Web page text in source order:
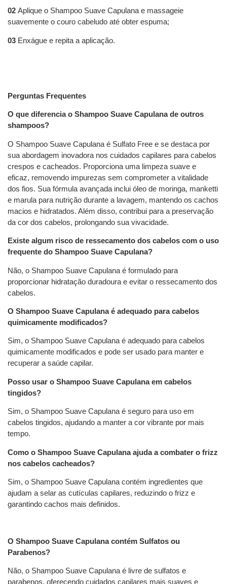
02 Aplique o Shampoo Suave Capulana e massageie
suavemente o couro cabeludo até obter espuma;
03 Enxágue e repita a aplicação.
Perguntas Frequentes
O que diferencia o Shampoo Suave Capulana de outros
shampoos?
O Shampoo Suave Capulana é Sulfato Free e se destaca por
sua abordagem inovadora nos cuidados capilares para cabelos
crespos e cacheados. Proporciona uma limpeza suave e
eficaz, removendo impurezas sem comprometer a vitalidade
dos fios. Sua fórmula avançada inclui óleo de moringa, manketti
e marula para nutrição durante a lavagem, mantendo os cachos
macios e hidratados. Além disso, contribui para a preservação
da cor dos cabelos, prolongando sua vivacidade.
Existe algum risco de ressecamento dos cabelos com o uso
frequente do Shampoo Suave Capulana?
Não, o Shampoo Suave Capulana é formulado para
proporcionar hidratação duradoura e evitar o ressecamento dos
cabelos.
O Shampoo Suave Capulana é adequado para cabelos
quimicamente modificados?
Sim, o Shampoo Suave Capulana é adequado para cabelos
quimicamente modificados e pode ser usado para manter e
recuperar a saúde capilar.
Posso usar o Shampoo Suave Capulana em cabelos
tingidos?
Sim, o Shampoo Suave Capulana é seguro para uso em
cabelos tingidos, ajudando a manter a cor vibrante por mais
tempo.
Como o Shampoo Suave Capulana ajuda a combater o frizz
nos cabelos cacheados?
Sim, o Shampoo Suave Capulana contém ingredientes que
ajudam a selar as cutículas capilares, reduzindo o frizz e
garantindo cachos mais definidos.
O Shampoo Suave Capulana contém Sulfatos ou
Parabenos?
Não, o Shampoo Suave Capulana é livre de sulfatos e
parabenos, oferecendo cuidados capilares mais suaves e